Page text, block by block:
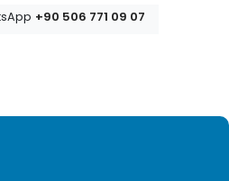
+90 506 771 09 07